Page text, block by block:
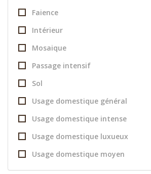
Faience
Intérieur
Mosaique
Passage intensif
Sol
Usage domestique général
Usage domestique intense
Usage domestique luxueux
Usage domestique moyen